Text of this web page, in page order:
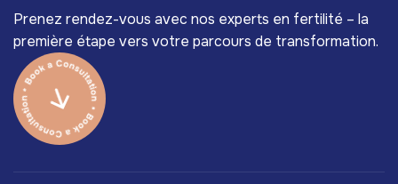
Prenez rendez-vous avec nos experts en fertilité – la
première étape vers votre parcours de transformation.